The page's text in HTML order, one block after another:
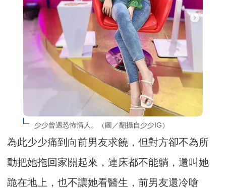
少少曾遇恐怖情人。（圖／翻攝自少少IG）
為此少少痛到向前男友求饒，但對方卻不為所
動把她拖回家關起來，連床都不能躺，還叫她
跪在地上，也不讓她看醫生，前男友還冷嗆